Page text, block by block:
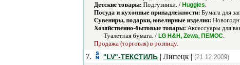
Детские товары: Подгузники. / Huggies.
Посуда и кухонные принадлежности: Бумага для
Сувениры, подарки, ювелирные изделия:
Хозяйственно-бытовые товары: Аксессуары для
Туалетная бумага. / LG H&H, Zewa, ПЕМОС.
Продажа (торговля) в розницу.
7. "LV"-ТЕКСТИЛЬ | Липецк | (21.12.2009)